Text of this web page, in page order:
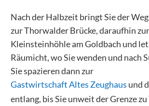
Nach der Halbzeit bringt Sie der
zur Thorwalder Brücke, daraufhin zur
Kleinsteinhöhle am Goldbach und
Räumicht, wo Sie wenden und nach
Sie spazieren dann zur
Gastwirtschaft Altes Zeughaus und
entlang, bis Sie unweit der Grenze zu